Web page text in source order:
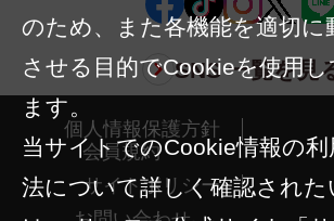
SNS 一覧を見
個人情報保護方針
会員規約
サイトポリシー
のため、また各機能を適切に
させる目的でCookieを使用し
ます。
当サイトでのCookie情報の利
法について詳しく確認された